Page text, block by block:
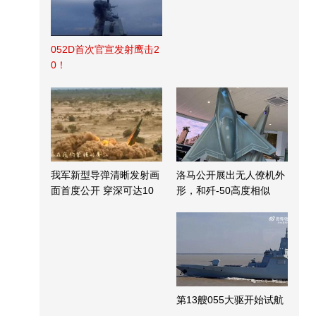
052D首次官宣发射鹰击2
0！
我军新型导弹清晰发射画
面首度公开 穿深可达10
洛马公开展出无人僚机外
形，和歼-50高度相似
第13艘055大驱开始试航